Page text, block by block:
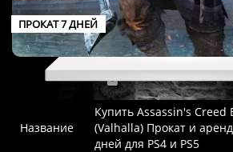
ПРОКАТ 7 ДНЕЙ
Название
Купить Assassin's Creed
(Valhalla) Прокат и
дней для PS4 и PS5